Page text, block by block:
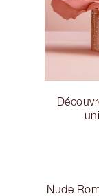
Nude